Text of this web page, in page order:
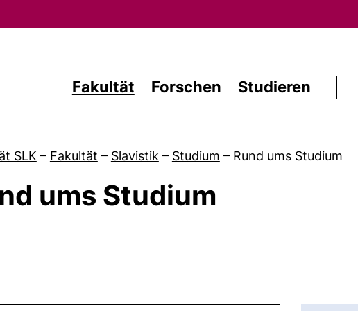
Fakultät Forschen Studieren
SLK – Fakultät – Slavistik – Studium – Rund ums Studium
Studiumums Studium